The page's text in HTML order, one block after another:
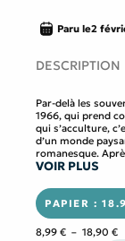
Paru le2
DESCRIPTION
Par-delà les
1966, qui prend
qui s’acculture,
d’un monde
romanesque.
servage, guerres
économiques
Une belle
D’origine slovène,
VOIR PLUS
PAPIER :
8,99 € – 18,90 €